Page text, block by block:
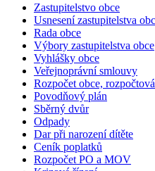
Zastupitelstvo obce
Usnesení zastupitelstva
Rada obce
Výbory zastupitelstva obce
Vyhlášky obce
Veřejnoprávní smlouvy
Rozpočet obce,
Povodňový plán
Sběrný dvůr
Odpady
Dar při narození dítěte
Ceník poplatků
Rozpočet PO a MOV